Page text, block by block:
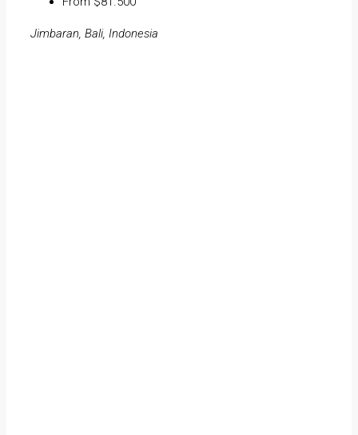
Jimbaran, Bali, Indonesia